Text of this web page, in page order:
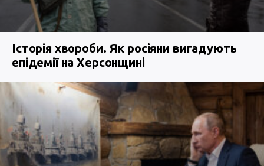
Історія хвороби. Як росіяни вигадують
епідемії на Херсонщині